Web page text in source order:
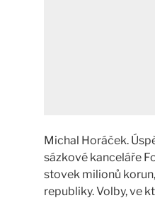
Michal Horáček.
sázkové kanceláře
stovek milionů
republiky. Volby, ve